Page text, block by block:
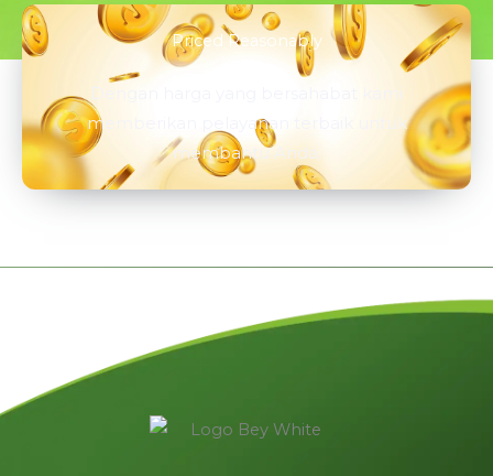
Priced Reasonably
Dengan harga yang bersahabat kami
memberikan pelayanan terbaik untuk
membantu Anda.